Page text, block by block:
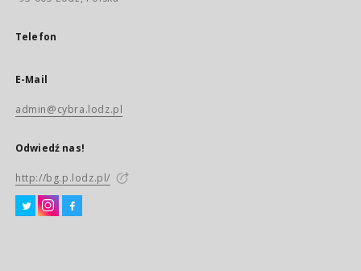
Telefon
E-Mail
admin@cybra.lodz.pl
Odwiedź nas!
http://bg.p.lodz.pl/